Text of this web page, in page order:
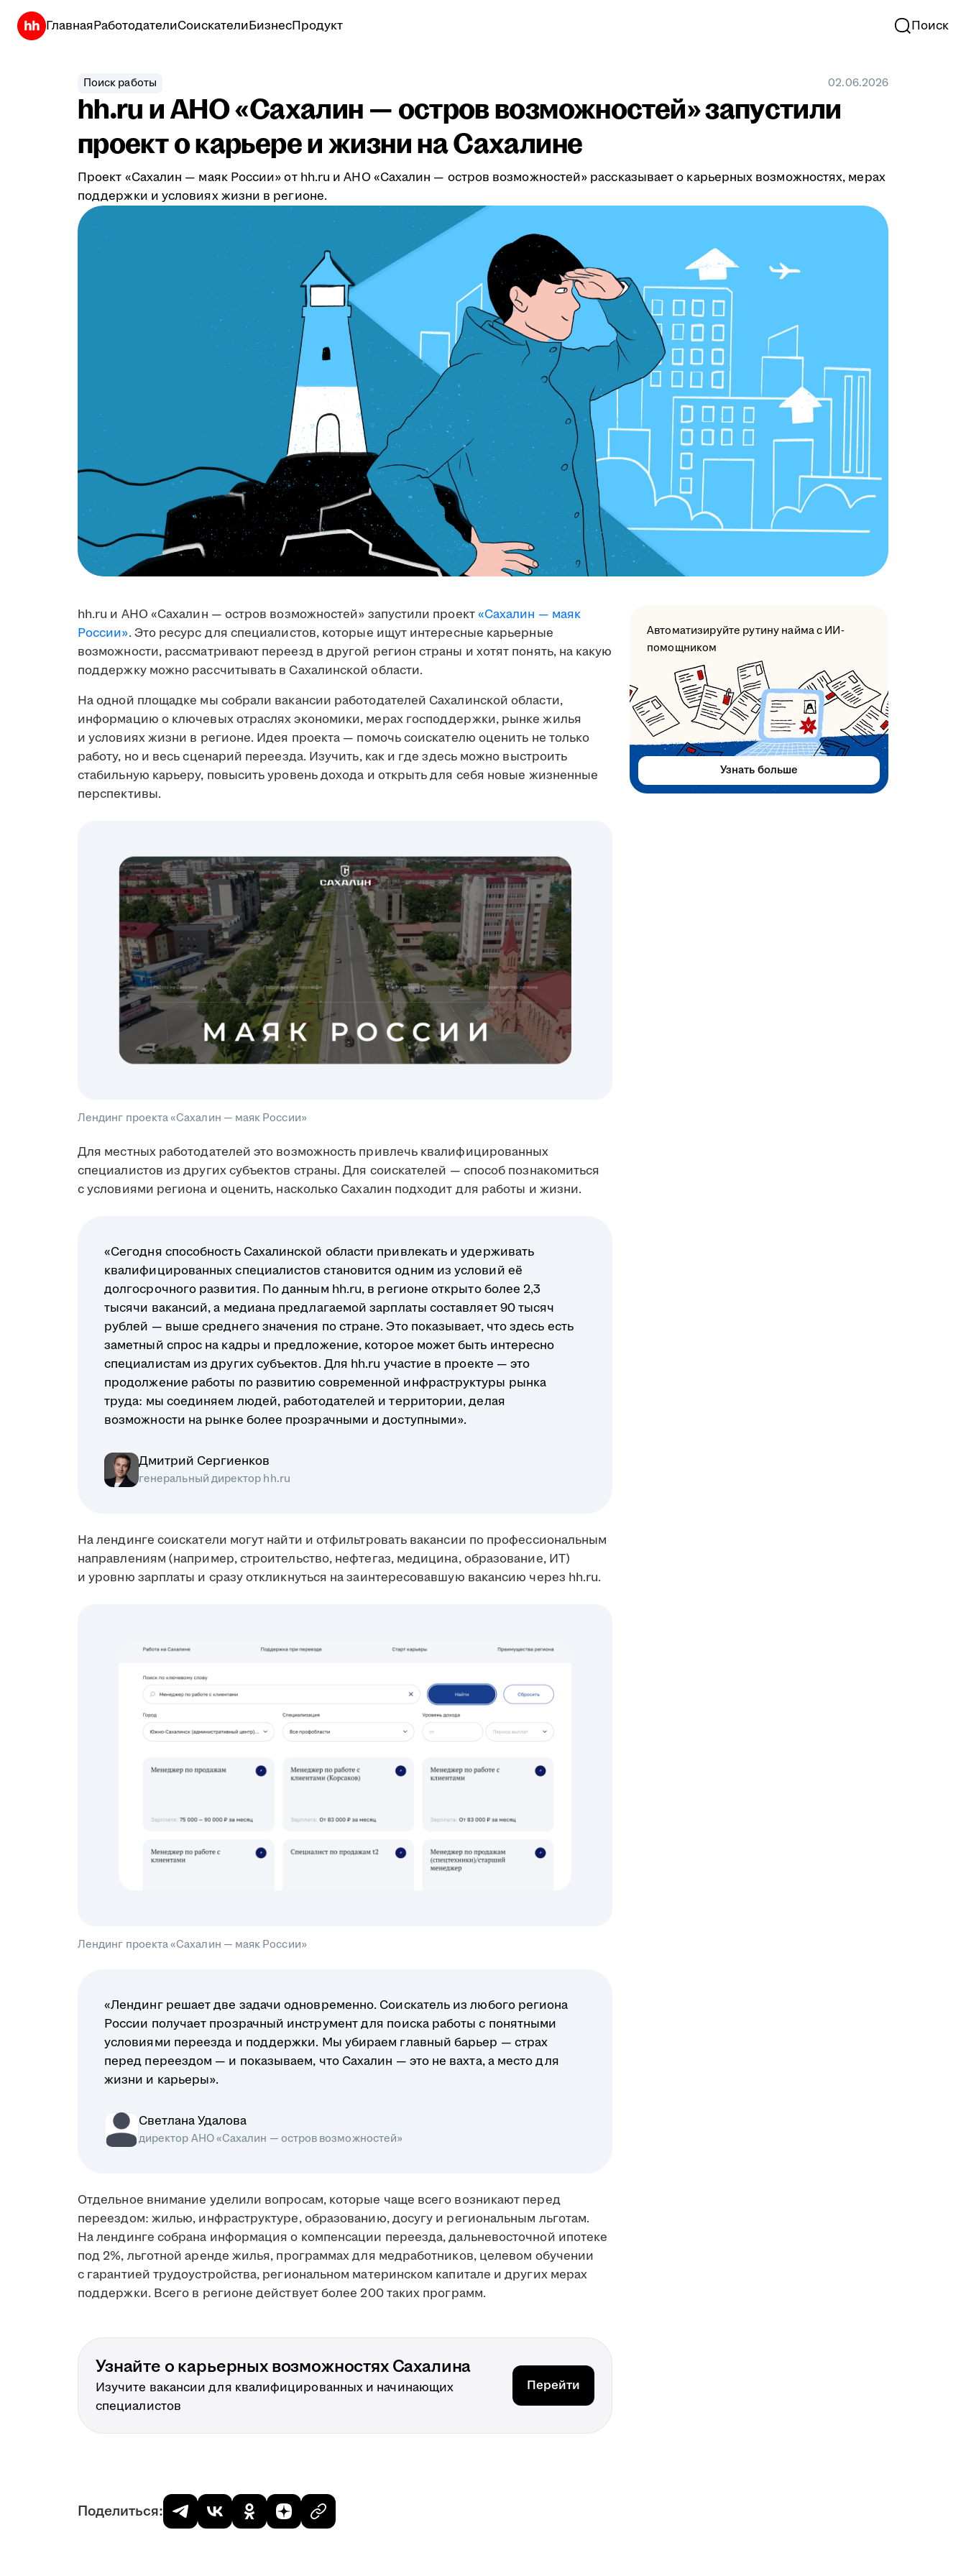
ГлавнаяРаботодателиСоискателиБизнесПродукт Поиск
Поиск работы 02.06.2026
hh.ru и АНО «Сахалин — остров возможностей» запустили
проект о карьере и жизни на Сахалине
Проект «Сахалин — маяк России» от hh.ru и АНО «Сахалин — остров возможностей» рассказывает о карьерных возможностях, мерах
поддержки и условиях жизни в регионе.
hh.ru и АНО «Сахалин — остров возможностей» запустили проект«Сахалин — маяк
России». Это ресурс для специалистов, которые ищут интересные карьерные
возможности, рассматривают переезд в другой регион страны и хотят понять, на какую
поддержку можно рассчитывать в Сахалинской области.
На одной площадке мы собрали вакансии работодателей Сахалинской области,
информацию о ключевых отраслях экономики, мерах господдержки, рынке жилья
и условиях жизни в регионе. Идея проекта — помочь соискателю оценить не только
работу, но и весь сценарий переезда. Изучить, как и где здесь можно выстроить
стабильную карьеру, повысить уровень дохода и открыть для себя новые жизненные
перспективы.
Лендинг проекта «Сахалин — маяк России»
Для местных работодателей это возможность привлечь квалифицированных
специалистов из других субъектов страны. Для соискателей — способ познакомиться
с условиями региона и оценить, насколько Сахалин подходит для работы и жизни.
«Сегодня способность Сахалинской области привлекать и удерживать
квалифицированных специалистов становится одним из условий её
долгосрочного развития. По данным hh.ru, в регионе открыто более 2,3
тысячи вакансий, а медиана предлагаемой зарплаты составляет 90 тысяч
рублей — выше среднего значения по стране. Это показывает, что здесь есть
заметный спрос на кадры и предложение, которое может быть интересно
специалистам из других субъектов. Для hh.ru участие в проекте — это
продолжение работы по развитию современной инфраструктуры рынка
труда: мы соединяем людей, работодателей и территории, делая
возможности на рынке более прозрачными и доступными».
Дмитрий Сергиенков
генеральный директор hh.ru
На лендинге соискатели могут найти и отфильтровать вакансии по профессиональным
направлениям (например, строительство, нефтегаз, медицина, образование, ИТ)
и уровню зарплаты и сразу откликнуться на заинтересовавшую вакансию через hh.ru.
Лендинг проекта «Сахалин — маяк России»
«Лендинг решает две задачи одновременно. Соискатель из любого региона
России получает прозрачный инструмент для поиска работы с понятными
условиями переезда и поддержки. Мы убираем главный барьер — страх
перед переездом — и показываем, что Сахалин — это не вахта, а место для
жизни и карьеры».
Светлана Удалова
директор АНО «Сахалин — остров возможностей»
Отдельное внимание уделили вопросам, которые чаще всего возникают перед
переездом: жилью, инфраструктуре, образованию, досугу и региональным льготам.
На лендинге собрана информация о компенсации переезда, дальневосточной ипотеке
под 2%, льготной аренде жилья, программах для медработников, целевом обучении
с гарантией трудоустройства, региональном материнском капитале и других мерах
поддержки. Всего в регионе действует более 200 таких программ.
Узнайте о карьерных возможностях Сахалина
Изучите вакансии для квалифицированных и начинающих
специалистов
Перейти
Автоматизируйте рутину найма с ИИ-
помощником
Узнать больше
Поделиться: